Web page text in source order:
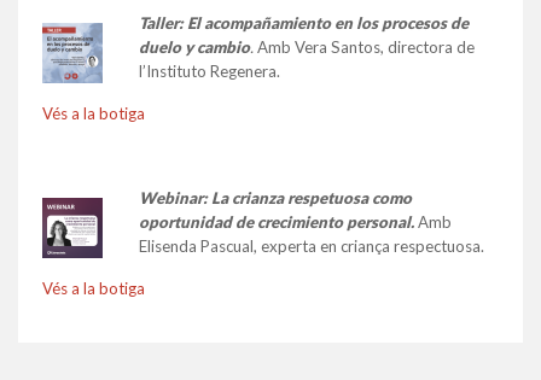
Taller: El acompañamiento en los procesos de
duelo y cambio.Amb Vera Santos, directora de
l’Instituto Regenera.
Vés a la botiga
Webinar: La crianza respetuosa como
oportunidad de crecimiento personal.Amb
Elisenda Pascual, experta en criança respectuosa.
Vés a la botiga